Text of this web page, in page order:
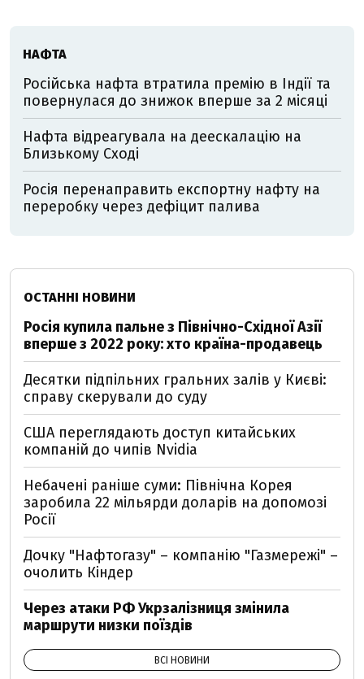
НАФТА
Російська нафта втратила премію в Індії та
повернулася до знижок вперше за 2 місяці
Нафта відреагувала на деескалацію на
Близькому Сході
Росія перенаправить експортну нафту на
переробку через дефіцит палива
ОСТАННІ НОВИНИ
Росія купила пальне з Північно-Східної Азії
вперше з 2022 року: хто країна-продавець
Десятки підпільних гральних залів у Києві:
справу скерували до суду
США переглядають доступ китайських
компаній до чипів Nvidia
Небачені раніше суми: Північна Корея
заробила 22 мільярди доларів на допомозі
Росії
Дочку "Нафтогазу" – компанію "Газмережі" –
очолить Кіндер
Через атаки РФ Укрзалізниця змінила
маршрути низки поїздів
ВСІ НОВИНИ